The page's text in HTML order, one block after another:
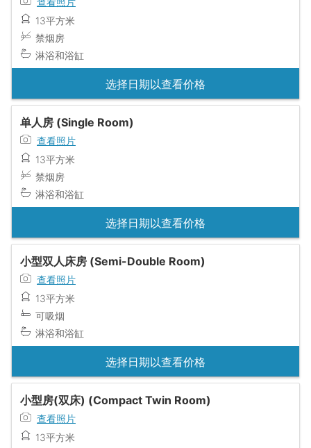
13平方米
禁烟房
淋浴和浴缸
选择日期以查看价格
单人房 (Single Room)
查看照片
13平方米
禁烟房
淋浴和浴缸
选择日期以查看价格
小型双人床房 (Semi-Double Room)
查看照片
13平方米
可吸烟
淋浴和浴缸
选择日期以查看价格
小型房(双床) (Compact Twin Room)
查看照片
13平方米